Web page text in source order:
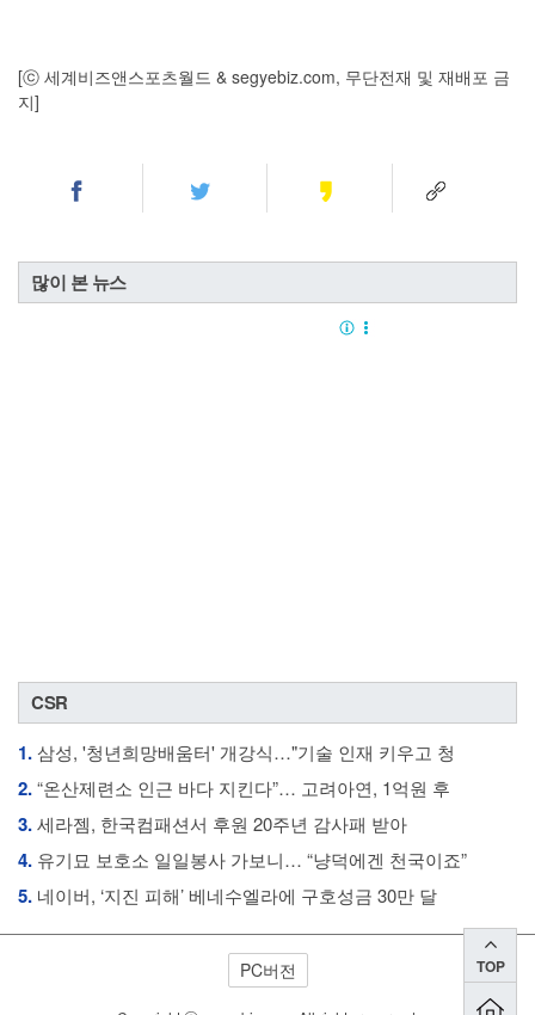
[ⓒ 세계비즈앤스포츠월드 & segyebiz.com, 무단전재 및 재배포 금
지]
많이 본 뉴스
CSR
1.삼성, '청년희망배움터' 개강식…"기술 인재 키우고 청
2.“온산제련소 인근 바다 지킨다”… 고려아연, 1억원 후
3.세라젬, 한국컴패션서 후원 20주년 감사패 받아
4. 유기묘 보호소 일일봉사 가보니… “냥덕에겐 천국이죠”
5. 네이버, ‘지진 피해’ 베네수엘라에 구호성금 30만 달
PC버전 TOP